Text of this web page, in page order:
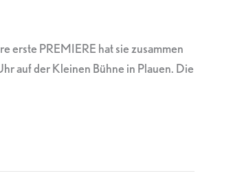
erste PREMIERE hat sie zusammen
auf der Kleinen Bühne in Plauen. Die